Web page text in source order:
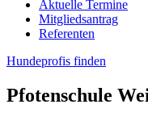
Aktuelle Termine
Mitgliedsantrag
Referenten
Hundeprofis finden
Pfotenschule